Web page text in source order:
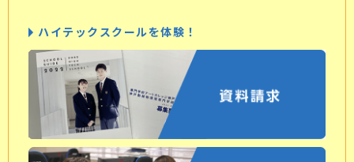
ハイテックスクールを体験！